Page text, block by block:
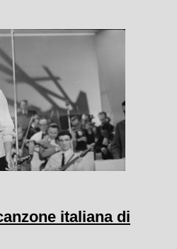
italiana di